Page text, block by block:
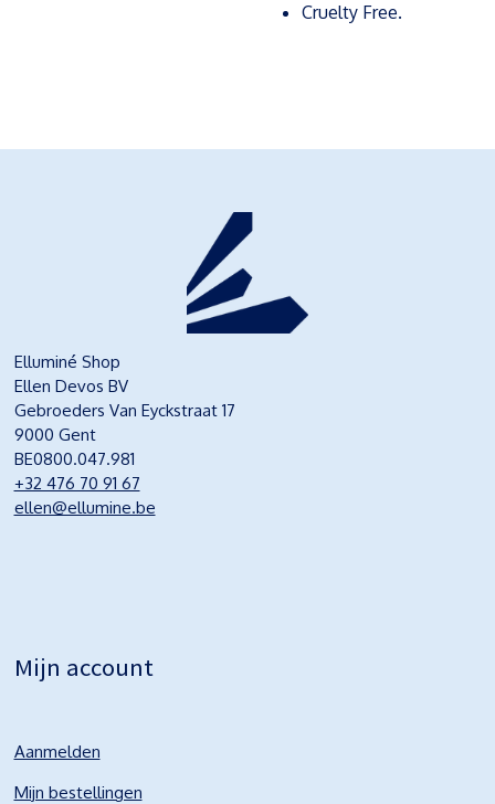
Cruelty Free.
Elluminé Shop
Ellen Devos BV
Gebroeders Van Eyckstraat 17
9000 Gent
BE0800.047.981
+32 476 70 91 67
ellen@ellumine.be
Mijn account
Aanmelden
Mijn bestellingen